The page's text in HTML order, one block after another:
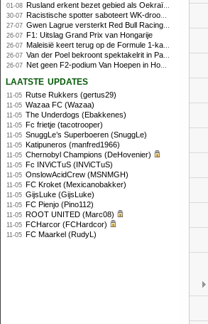
01-08 Rusland erkent bezet gebied als Oekraïens voor opheffing IOC-schorsing
30-07 Racistische spotter saboteert WK-droom van powerliftster
27-07 Gwen Lagrue versterkt Red Bull Racing vanaf 2027
26-07 F1: Uitslag Grand Prix van Hongarije
26-07 Maleisië keert terug op de Formule 1-kalender in 2026
26-07 Van der Poel bekroont spektakelrit in Parijs met nipte zege; eindzege Pogacar
26-07 Net geen F2-podium Van Hoepen in Hongarije, Leon maakt indruk
laatste updates
11-05 Rutse Rukkers (gertus29)
11-05 Wazaa FC (Wazaa)
11-05 The Underdogs (Ebakkenes)
11-05 Fc frietje (tacotrooper)
11-05 SnuggLe’s Superboeren (SnuggLe)
11-05 Katipuneros (manfred1966)
11-05 Chernobyl Champions (DeHovenier)
11-05 Fc INViCTuS (INViCTuS)
11-05 OnslowAcidCrew (MSNMGH)
11-05 FC Kroket (Mexicanobakker)
11-05 GijsLuke (GijsLuke)
11-05 FC Pienjo (Pino112)
11-05 ROOT UNITED (Marc08)
11-05 FCHarcor (FCHardcor)
11-05 FC Maarkel (RudyL)